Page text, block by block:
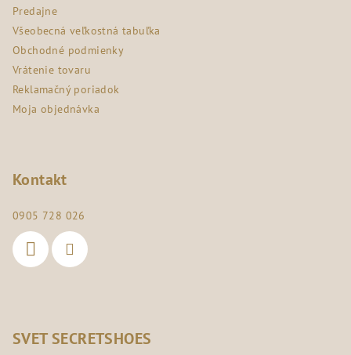
Predajne
Všeobecná veľkostná tabuľka
Obchodné podmienky
Vrátenie tovaru
Reklamačný poriadok
Moja objednávka
Kontakt
0905 728 026
SVET SECRETSHOES